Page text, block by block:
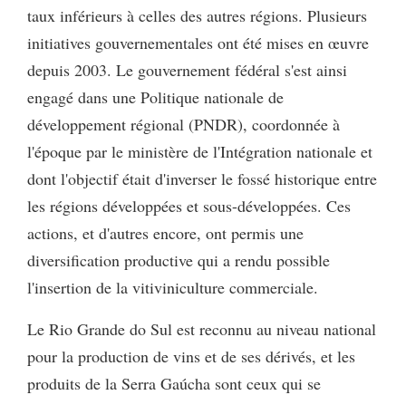
taux inférieurs à celles des autres régions. Plusieurs
initiatives gouvernementales ont été mises en œuvre
depuis 2003. Le gouvernement fédéral s'est ainsi
engagé dans une Politique nationale de
développement régional (PNDR), coordonnée à
l'époque par le ministère de l'Intégration nationale et
dont l'objectif était d'inverser le fossé historique entre
les régions développées et sous-développées. Ces
actions, et d'autres encore, ont permis une
diversification productive qui a rendu possible
l'insertion de la vitiviniculture commerciale.
Le Rio Grande do Sul est reconnu au niveau national
pour la production de vins et de ses dérivés, et les
produits de la Serra Gaúcha sont ceux qui se